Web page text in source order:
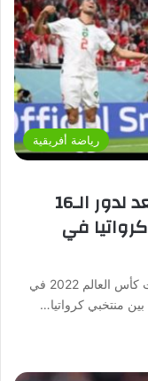
رياضة أفريقية
كأس العالم 2022 | المغرب تصعد لدور الـ16
في
ضمن فعاليات المجموعة السادسة من منافسات كأس العالم 2022 في
منتخبي ​كرواتيا​…